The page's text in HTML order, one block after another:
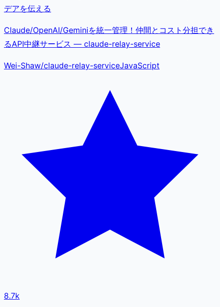
デアを伝える
Claude/OpenAI/Geminiを統一管理！仲間とコスト分担でき
るAPI中継サービス — claude-relay-service
Wei-Shaw/claude-relay-serviceJavaScript
8.7k